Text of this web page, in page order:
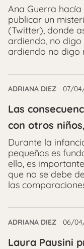
Ana Guerra
publicar un
(Twitter), donde
ardiendo, no digo
ardiendo no digo
ADRIANA DIEZ 07/
Las
con otros
Durante la
pequeños es
ello, es
que no se debe
las
ADRIANA DIEZ 06/
Laura Pausini